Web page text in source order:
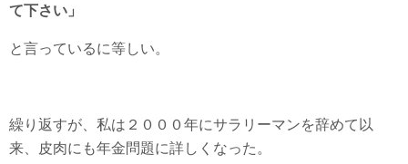
て下さい」
と言っているに等しい。
繰り返すが、私は２０００年にサラリーマンを辞めて以
来、皮肉にも年金問題に詳しくなった。